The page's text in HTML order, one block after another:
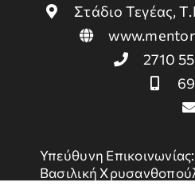
Στάδιο Τεγέας,
2710
Υπεύθυνη Επικοινωνίας:
Βασιλική